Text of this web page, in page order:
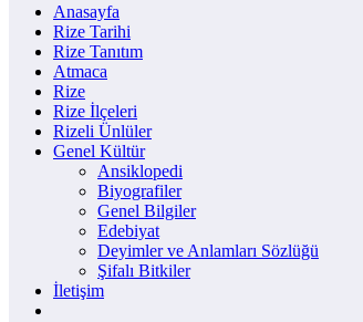
Anasayfa
Rize Tarihi
Rize Tanıtım
Atmaca
Rize
Rize İlçeleri
Rizeli Ünlüler
Genel Kültür
Ansiklopedi
Biyografiler
Genel Bilgiler
Edebiyat
Deyimler ve Anlamları Sözlüğü
Şifalı Bitkiler
İletişim